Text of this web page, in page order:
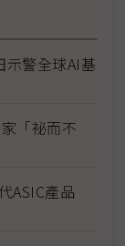
警全球AI基
「祕而不
ASIC產品